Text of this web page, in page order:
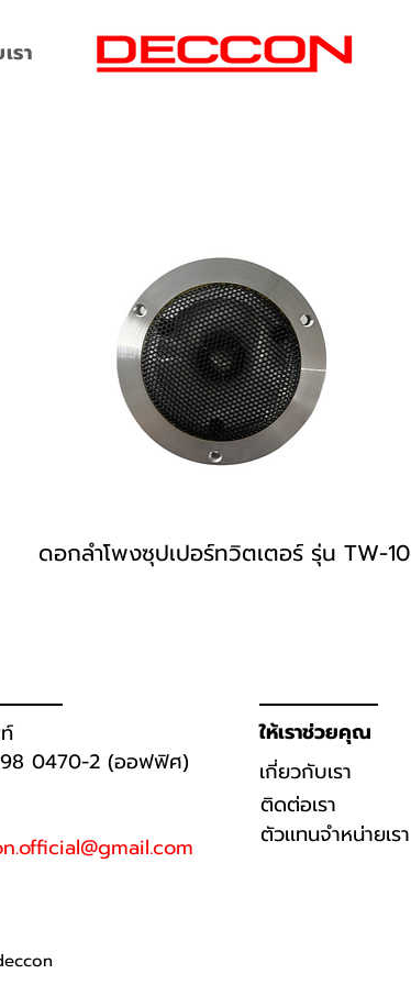
รา
ดอกลำโพงซุปเปอร์ทวิตเตอร์ รุ่น TW-10
0470-2 (ออฟฟิศ)
ให้เราช่วยคุณ
เกี่ยวกับเรา
ติดต่อเรา
ตัวเเทนจำหน่ายเรา